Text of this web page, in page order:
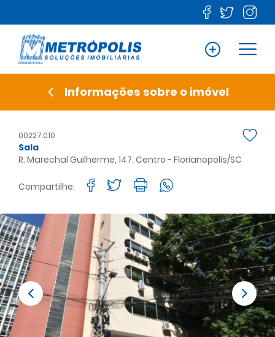
Informações sobre o imóvel
00227.010
Sala
R. Marechal Guilherme, 147. Centro - Florianopolis/SC
Compartilhe: